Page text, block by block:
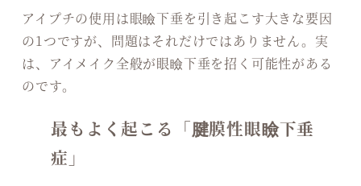
アイプチの使用は眼瞼下垂を引き起こす大きな要因
の1つですが、問題はそれだけではありません。実
は、アイメイク全般が眼瞼下垂を招く可能性がある
のです。
最もよく起こる「腱膜性眼瞼下垂
症」